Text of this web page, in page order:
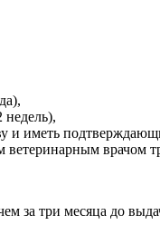
недель),
и иметь
врачом
за три месяца до